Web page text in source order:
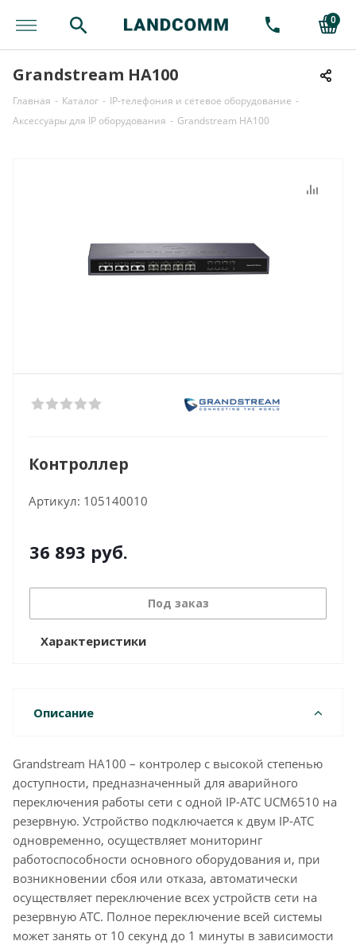
0
Grandstream HA100
Главная - Каталог - IP-телефония и сетевое оборудование -
Аксессуары для IP оборудования - Grandstream HA100
Контроллер
Артикул: 105140010
36 893 руб.
Под заказ
Характеристики
Описание
Grandstream HA100 – контролер с высокой степенью
доступности, предназначенный для аварийного
переключения работы сети с одной IP-АТС UCM6510 на
резервную. Устройство подключается к двум IP-АТС
одновременно, осуществляет мониторинг
работоспособности основного оборудования и, при
возникновении сбоя или отказа, автоматически
осуществляет переключение всех устройств сети на
резервную АТС. Полное переключение всей системы
может занять от 10 секунд до 1 минуты в зависимости